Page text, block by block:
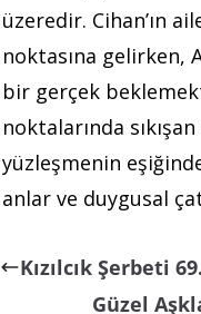
üzeredir. Cihan’ın
noktasına gelirken,
bir gerçek
noktalarında
yüzleşmenin
anlar ve duygusal
Kızılcık Şerbeti
Güzel